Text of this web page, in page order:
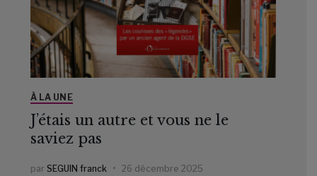
À LA UNE
J’étais un autre et vous ne le
saviez pas
par SEGUIN franck 26 décembre 2025